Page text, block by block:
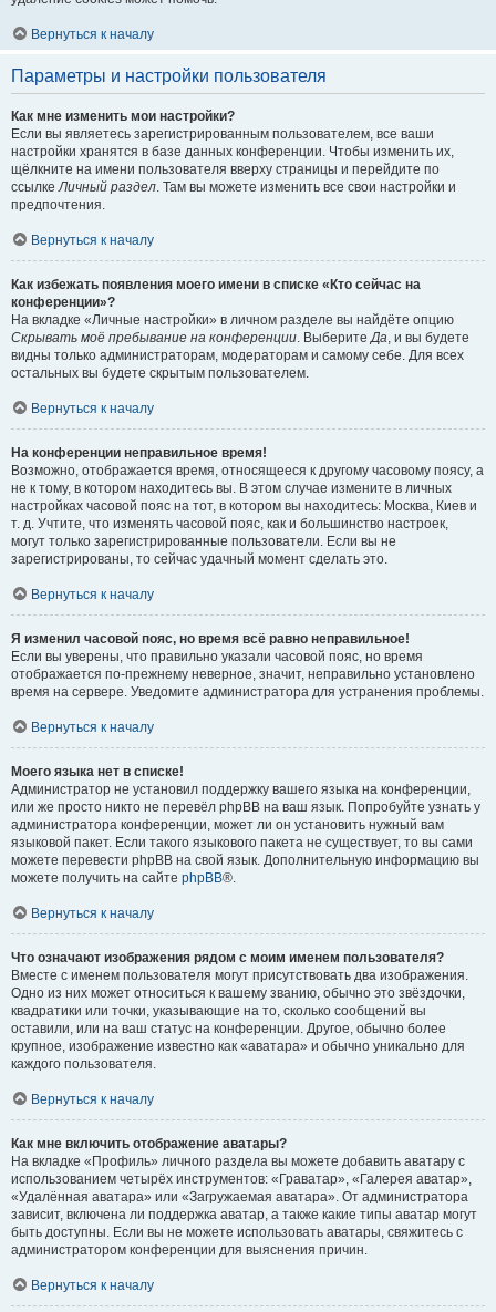
Вернуться к началу
Параметры и настройки пользователя
Как мне изменить мои настройки?
Если вы являетесь зарегистрированным пользователем, все ваши
настройки хранятся в базе данных конференции. Чтобы изменить их,
щёлкните на имени пользователя вверху страницы и перейдите по
ссылкеЛичный раздел. Там вы можете изменить все свои настройки и
предпочтения.
Вернуться к началу
Как избежать появления моего имени в списке «Кто сейчас на
конференции»?
На вкладке «Личные настройки» в личном разделе вы найдёте опцию
Скрывать моё пребывание на конференции. ВыберитеДа, и вы будете
видны только администраторам, модераторам и самому себе. Для всех
остальных вы будете скрытым пользователем.
Вернуться к началу
На конференции неправильное время!
Возможно, отображается время, относящееся к другому часовому поясу, а
не к тому, в котором находитесь вы. В этом случае измените в личных
настройках часовой пояс на тот, в котором вы находитесь: Москва, Киев и
т. д. Учтите, что изменять часовой пояс, как и большинство настроек,
могут только зарегистрированные пользователи. Если вы не
зарегистрированы, то сейчас удачный момент сделать это.
Вернуться к началу
Я изменил часовой пояс, но время всё равно неправильное!
Если вы уверены, что правильно указали часовой пояс, но время
отображается по-прежнему неверное, значит, неправильно установлено
время на сервере. Уведомите администратора для устранения проблемы.
Вернуться к началу
Моего языка нет в списке!
Администратор не установил поддержку вашего языка на конференции,
или же просто никто не перевёл phpBB на ваш язык. Попробуйте узнать у
администратора конференции, может ли он установить нужный вам
языковой пакет. Если такого языкового пакета не существует, то вы сами
можете перевести phpBB на свой язык. Дополнительную информацию вы
можете получить на сайте phpBB®.
Вернуться к началу
Что означают изображения рядом с моим именем пользователя?
Вместе с именем пользователя могут присутствовать два изображения.
Одно из них может относиться к вашему званию, обычно это звёздочки,
квадратики или точки, указывающие на то, сколько сообщений вы
оставили, или на ваш статус на конференции. Другое, обычно более
крупное, изображение известно как «аватара» и обычно уникально для
каждого пользователя.
Вернуться к началу
Как мне включить отображение аватары?
На вкладке «Профиль» личного раздела вы можете добавить аватару с
использованием четырёх инструментов: «Граватар», «Галерея аватар»,
«Удалённая аватара» или «Загружаемая аватара». От администратора
зависит, включена ли поддержка аватар, а также какие типы аватар могут
быть доступны. Если вы не можете использовать аватары, свяжитесь с
администратором конференции для выяснения причин.
Вернуться к началу